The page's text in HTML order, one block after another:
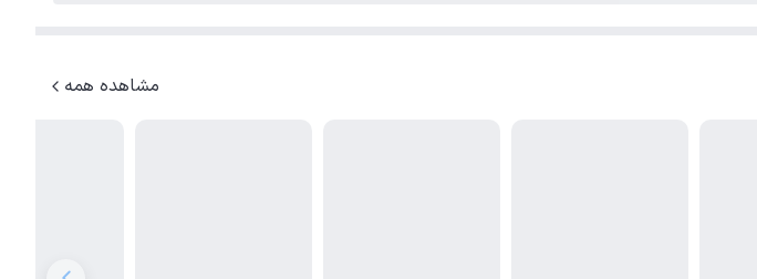
مشاهده همه